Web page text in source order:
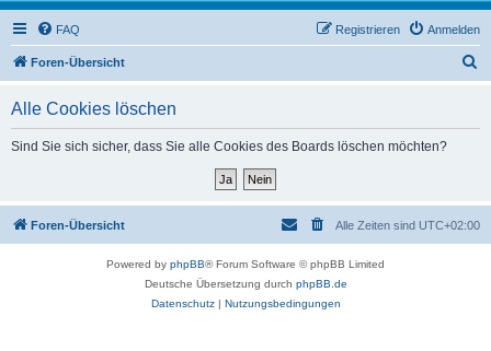
FAQ Anmelden
Registrieren
Foren-Übersicht
Alle Cookies löschen
Sind Sie sich sicher, dass Sie alle Cookies des Boards löschen möchten?
Foren-Übersicht Alle Zeiten sind UTC+02:00
Powered by phpBB® Forum Software © phpBB Limited
Deutsche Übersetzung durch phpBB.de
Datenschutz| Nutzungsbedingungen